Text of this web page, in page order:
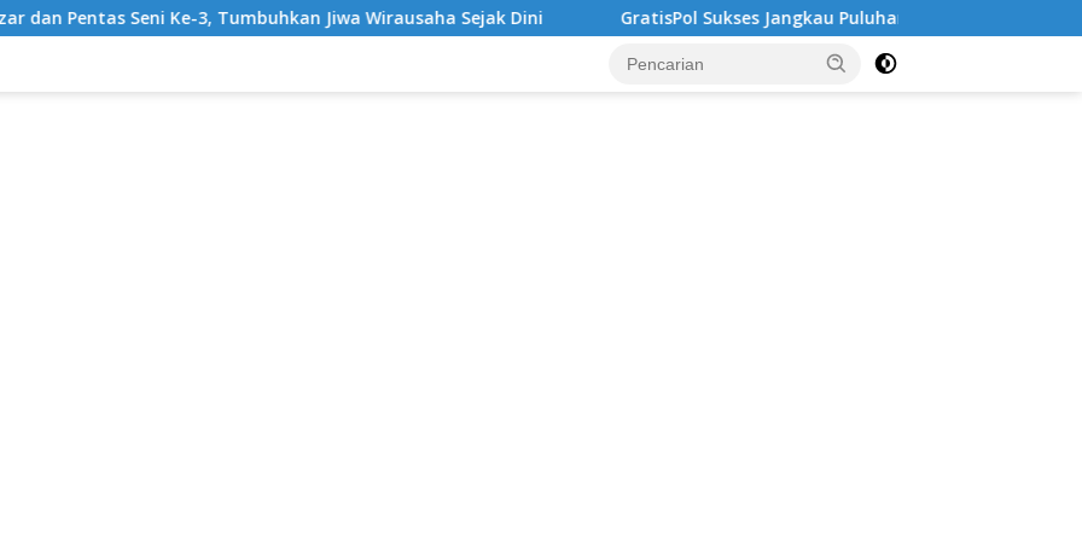
3, Tumbuhkan Jiwa Wirausaha Sejak Dini GratisPol Sukses Jangkau Puluhan Ribu Mahasiswa, Kampus Diminta Lebih